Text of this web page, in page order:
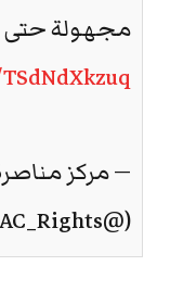
مجهولة حتى
— مركز
(@EDAC_Rights)